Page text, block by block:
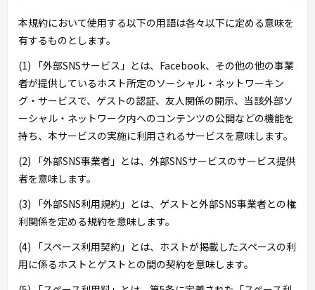
本規約において使用する以下の用語は各々以下に定める意味を
有するものとします。
(1) 「外部SNSサービス」とは、Facebook、その他の他の事業
者が提供しているホスト所定のソーシャル・ネットワーキン
グ・サービスで、ゲストの認証、友人関係の開示、当該外部ソ
ーシャル・ネットワーク内へのコンテンツの公開などの機能を
持ち、本サービスの実施に利用されるサービスを意味します。
(2) 「外部SNS事業者」とは、外部SNSサービスのサービス提供
者を意味します。
(3) 「外部SNS利用規約」とは、ゲストと外部SNS事業者との権
利関係を定める規約を意味します。
(4) 「スペース利用契約」とは、ホストが掲載したスペースの利
用に係るホストとゲストとの間の契約を意味します。